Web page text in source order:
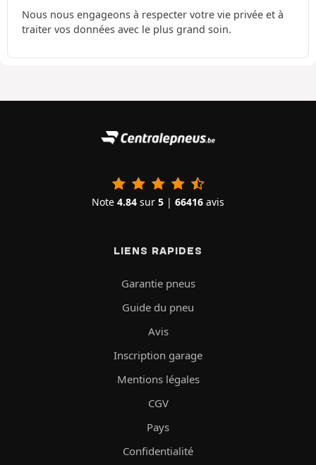
Nous nous engageons à respecter votre vie privée et à
traiter vos données avec le plus grand soin.
Note 4.84 sur 5 | 66416 avis
LIENS RAPIDES
Garantie pneus
Guide du pneu
Avis
Inscription garage
Mentions légales
CGV
Pays
Confidentialité